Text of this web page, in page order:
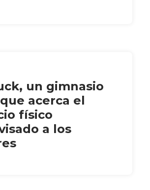
un gimnasio
acerca el
físico
a los